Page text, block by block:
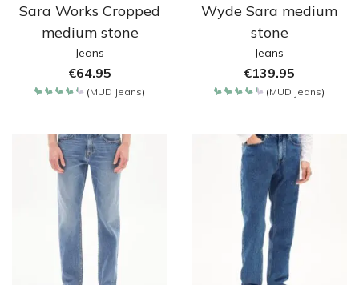
Sara Works Cropped
medium stone
Jeans
€64.95
(MUD Jeans)
Wyde Sara medium
stone
Jeans
€139.95
(MUD Jeans)